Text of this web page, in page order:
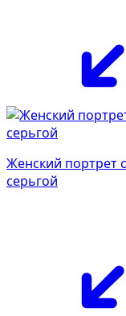
Женский портрет
серьгой